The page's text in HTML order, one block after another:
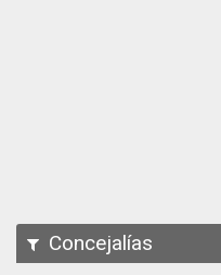
Concejalías